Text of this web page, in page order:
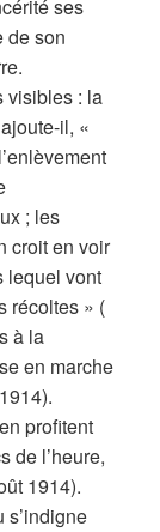
ses
de son
visibles : la
il, «
; les
croit en voir
lequel vont
récoltes » (
à la
en marche
profitent
de l’heure,
1914).
s’indigne